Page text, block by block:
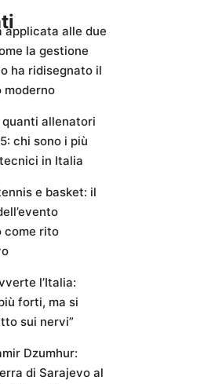
applicata alle due
la gestione
ha ridisegnato il
moderno
quanti allenatori
chi sono i più
in Italia
e basket: il
come rito
l’Italia:
forti, ma si
sui nervi”
Dzumhur:
di Sarajevo al